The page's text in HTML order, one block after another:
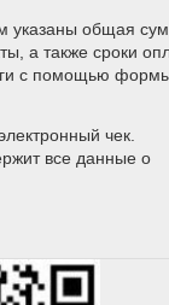
указаны общая
а также сроки
с помощью
чек.
все данные о